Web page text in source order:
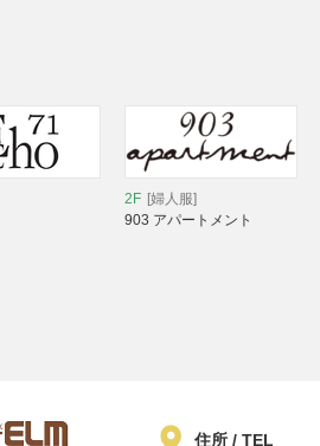
2F [婦人服]
903 アパートメント
住所 / TEL